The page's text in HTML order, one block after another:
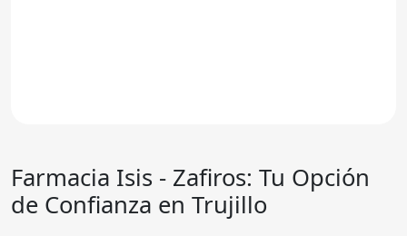
Farmacia Isis - Zafiros: Tu Opción
de Confianza en Trujillo